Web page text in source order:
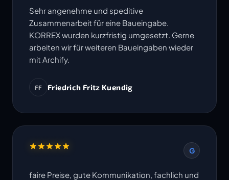
Sehr angenehme und speditive
Zusammenarbeit für eine Baueingabe.
KORREX wurden kurzfristig umgesetzt. Gerne
arbeiten wir für weiteren Baueingaben wieder
mit Archify.
FF Friedrich Fritz Kuendig
G
faire Preise, gute Kommunikation, fachlich und